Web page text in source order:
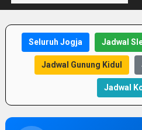
Seluruh Jogja Jadwal
Jadwal Gunung Kidul
Jadwal